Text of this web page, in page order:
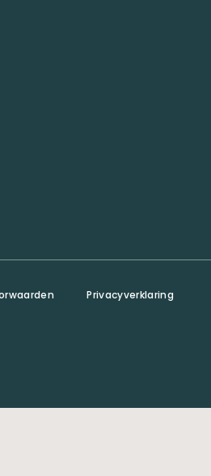
Privacyverklaring